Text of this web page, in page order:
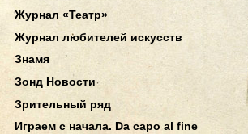
Журнал «Театр»
Журнал любителей искусств
Знамя
Зонд Новости
Зрительный ряд
Играем с начала. Da capo al fine